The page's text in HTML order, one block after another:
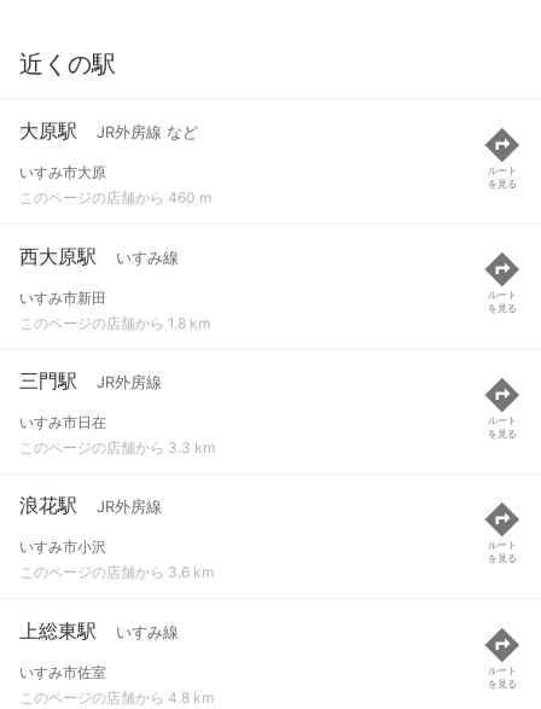
近くの駅
大原駅 JR外房線 など
いすみ市大原
このページの店舗から 460 m
ルート
を見る
西大原駅 いすみ線
いすみ市新田
このページの店舗から 1.8 km
ルート
を見る
三門駅 JR外房線
いすみ市日在
このページの店舗から 3.3 km
ルート
を見る
浪花駅 JR外房線
いすみ市小沢
このページの店舗から 3.6 km
ルート
を見る
上総東駅 いすみ線
いすみ市佐室
このページの店舗から 4.8 km
ルート
を見る